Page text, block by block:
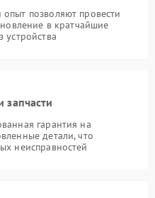
позволяют провести
в кратчайшие
запчасти
гарантия на
детали, что
неисправностей